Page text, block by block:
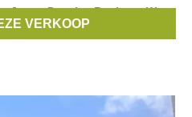
,Jeune Premier,Baghera,Way
VERKOOP